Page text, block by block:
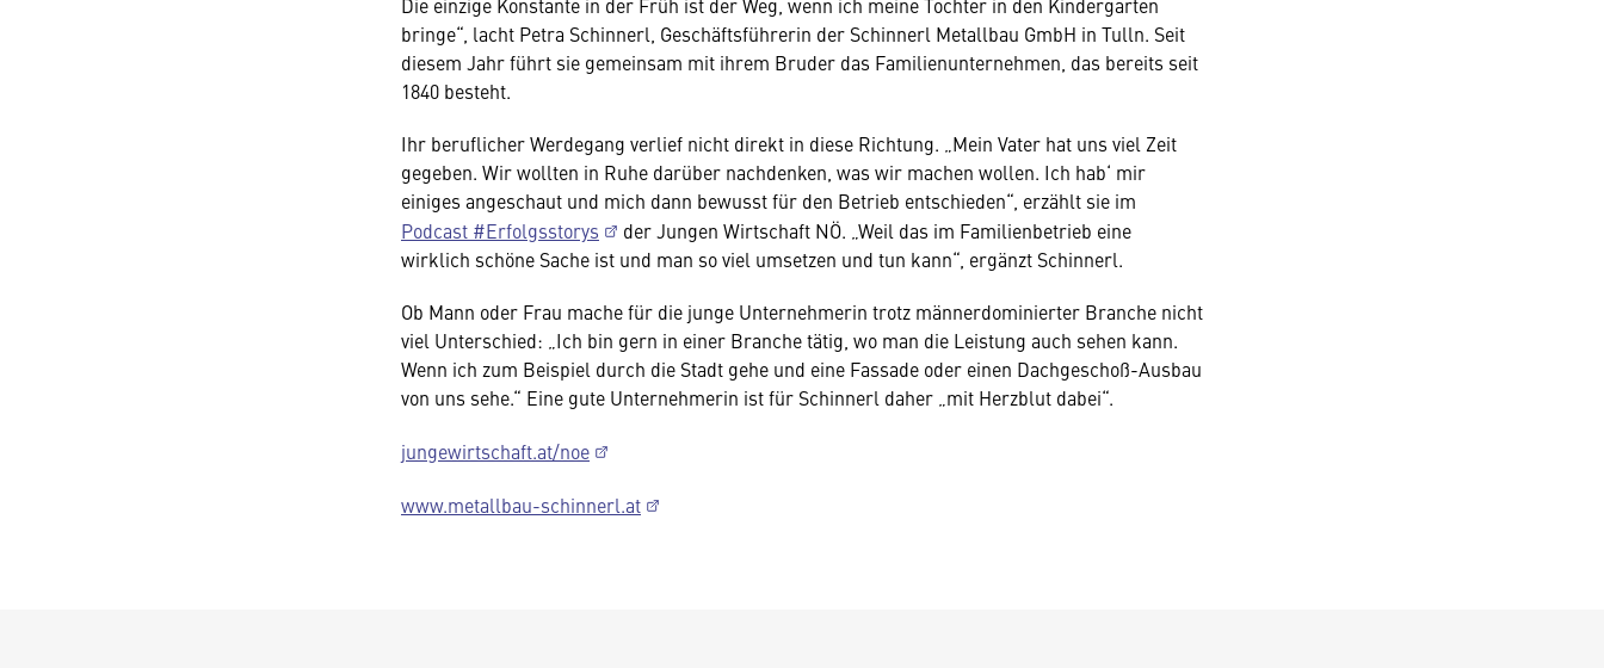
bringe“, lacht Petra Schinnerl, Geschäftsführerin der Schinnerl Metallbau GmbH in Tulln. Seit
diesem Jahr führt sie gemeinsam mit ihrem Bruder das Familienunternehmen, das bereits seit
1840 besteht.
Ihr beruflicher Werdegang verlief nicht direkt in diese Richtung. „Mein Vater hat uns viel Zeit
gegeben. Wir wollten in Ruhe darüber nachdenken, was wir machen wollen. Ich hab‘ mir
einiges angeschaut und mich dann bewusst für den Betrieb entschieden“, erzählt sie im
Podcast #Erfolgsstorys
der Jungen Wirtschaft NÖ. „Weil das im Familienbetrieb eine
wirklich schöne Sache ist und man so viel umsetzen und tun kann“, ergänzt Schinnerl.
Ob Mann oder Frau mache für die junge Unternehmerin trotz männerdominierter Branche nicht
viel Unterschied: „Ich bin gern in einer Branche tätig, wo man die Leistung auch sehen kann.
Wenn ich zum Beispiel durch die Stadt gehe und eine Fassade oder einen Dachgeschoß-Ausbau
von uns sehe.“ Eine gute Unternehmerin ist für Schinnerl daher „mit Herzblut dabei“.
jungewirtschaft.at/noe
www.metallbau-schinnerl.at